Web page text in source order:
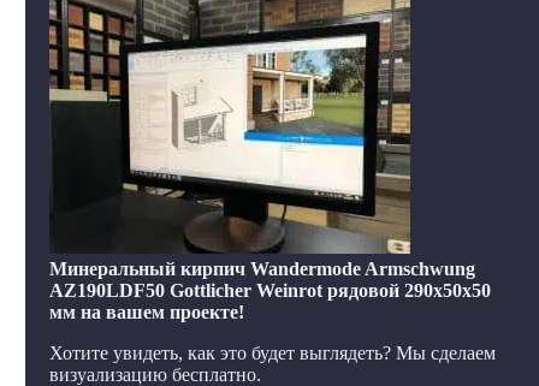
Минеральный кирпич Wandermode Armschwung
AZ190LDF50 Gottlicher Weinrot рядовой 290x50x50
мм на вашем проекте!
Хотите увидеть, как это будет выглядеть? Мы сделаем
визуализацию бесплатно.